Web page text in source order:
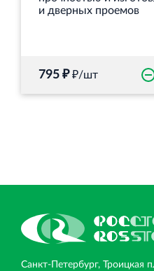
и дверных проемов
795 ₽₽/шт
Санкт‐Петербург, Троицкая